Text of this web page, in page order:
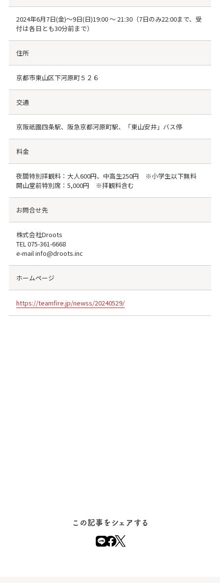
2024年6月7日(金)〜9日(日)19:00 〜 21:30（7日のみ22:00まで、受
付は各日とも30分前まで）
住所
京都市東山区下河原町５２６
交通
京阪祇園四条駅、阪急京都河原町駅、「東山安井」バス停
料金
夜間特別拝観料：大人600円、中高生250円 ※小学生以下無料
開山堂前特別席：5,000円 ※拝観料含む
お問合せ先
株式会社Droots
TEL075-361-6668
e-mail info@droots.inc
ホームページ
https://teamfire.jp/newss/20240529/
この記事をシェアする